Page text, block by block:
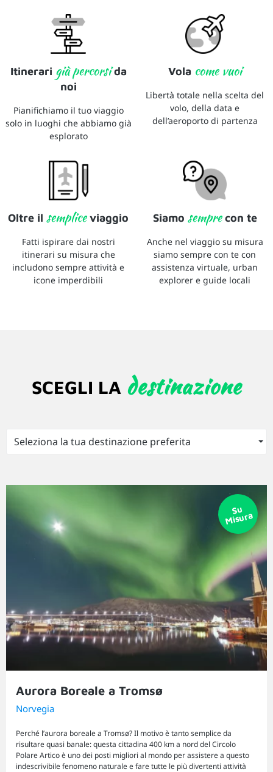
Itinerari già percorsida
noi
Pianifichiamo il tuo viaggio
solo in luoghi che abbiamo già
esplorato
Vola come vuoi
Libertà totale nella scelta del
volo, della data e
dell’aeroporto di partenza
Oltre il sempliceviaggio
Fatti ispirare dai nostri
itinerari su misura che
includono sempre attività e
icone imperdibili
Siamo semprecon te
Anche nel viaggio su misura
siamo sempre con te con
assistenza virtuale, urban
explorer e guide locali
SCEGLI LA destinazione
Seleziona la tua destinazione preferita
Aurora Boreale a Tromsø
Norvegia
Perché l’aurora boreale a Tromsø? Il motivo è tanto semplice da
risultare quasi banale: questa cittadina 400 km a nord del Circolo
Polare Artico è uno dei posti migliori al mondo per assistere a questo
indescrivibile fenomeno naturale e fare tutte le più divertenti attività